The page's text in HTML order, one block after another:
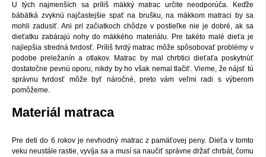
U tých najmenších sa príliš mäkký matrac určite neodporúča. Keďže
bábätká zvyknú najčastejšie spať na brušku, na mäkkom matraci by sa
mohli zadusiť. Ani pri začiatkoch chôdze v postieľke nie je dobré, ak sa
dieťatku zabárajú nohy do mäkkého materiálu. Pre takéto malé dieťa je
najlepšia stredná tvrdosť. Príliš tvrdý matrac môže spôsobovať problémy v
podobe preležanín a otlakov. Matrac by mal chrbtici dieťaťa poskytnúť
dostatočne pevnú oporu, nikdy by ho však nemal tlačiť. Vieme, že nájsť tú
správnu tvrdosť môže byť náročné, preto vám veľmi radi s výberom
pomôžeme.
Materiál matraca
Pre deti do 6 rokov je nevhodný matrac z pamäťovej peny. Dieťa v tomto
veku neustále rastie, vyvíja sa a musí sa naučiť správne držať chrbát, čomu